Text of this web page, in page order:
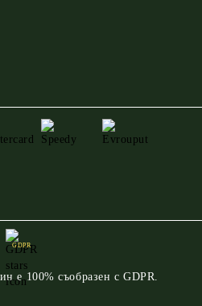
GDPR
е 100% съобразен с GDPR.